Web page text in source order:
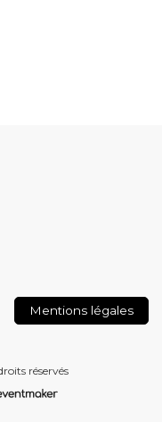
Mentions légales
réservés